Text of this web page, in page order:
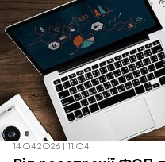
14.04.2026 | 11:04